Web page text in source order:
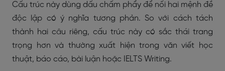
Cấu trúc này dùng dấu chấm phẩy để nối hai mệnh đề
độc lập có ý nghĩa tương phản. So với cách tách
thành hai câu riêng, cấu trúc này có sắc thái trang
trọng hơn và thường xuất hiện trong văn viết học
thuật, báo cáo, bài luận hoặc IELTS Writing.